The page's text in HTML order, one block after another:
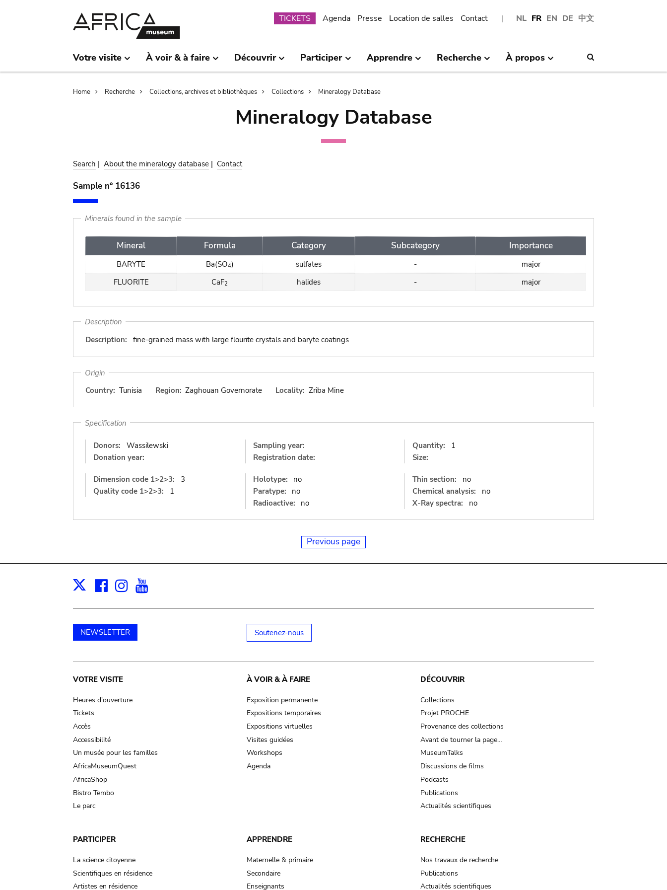
NL FR EN DE 中文
Submenu
TICKETS Agenda Presse Location de salles Contact
Votre visite À voir & à faire Découvrir Participer Apprendre Recherche À propos
Breadcrumb
Home Recherche Collections, archives et bibliothèques Collections Mineralogy Database
Mineralogy Database
Search | About the mineralogy database | Contact
Sample n° 16136
Minerals found in the sample
Mineral Formula Category Subcategory Importance
BARYTE Ba(SO4) sulfates -
major
FLUORITE
CaF2 halides - major
Description
Description:
fine-grained mass with large flourite crystals and baryte coatings
Origin
Country: Tunisia Region: Zaghouan Governorate Locality: Zriba Mine
Specification
Donors:
Wassilewski
Donation year:
Sampling year:
Registration date:
Quantity:
1
Size:
Dimension code 1>2>3:
3
Quality code 1>2>3:
1
Holotype:
no
Paratype:
no
Radioactive:
no
Thin section:
no
Chemical analysis:
no
X-Ray spectra:
no
Previous page
X Facebook
Instagram
NEWSLETTER Soutenez-nous
Main
navigation
VOTRE VISITE
Heures d'ouverture
Tickets
Accès
Accessibilité
Un musée pour les familles
AfricaMuseumQuest
AfricaShop
Bistro Tembo
Le parc
À VOIR & À FAIRE
Exposition permanente
Expositions temporaires
Expositions virtuelles
Visites guidées
Workshops
Agenda
DÉCOUVRIR
Collections
Projet PROCHE
Provenance des collections
Avant de tourner la page…
MuseumTalks
Discussions de films
Podcasts
Publications
Actualités scientifiques
PARTICIPER
La science citoyenne
Scientifiques en résidence
Artistes en résidence
APPRENDRE
Maternelle & primaire
Secondaire
Enseignants
RECHERCHE
Nos travaux de recherche
Publications
Actualités scientifiques